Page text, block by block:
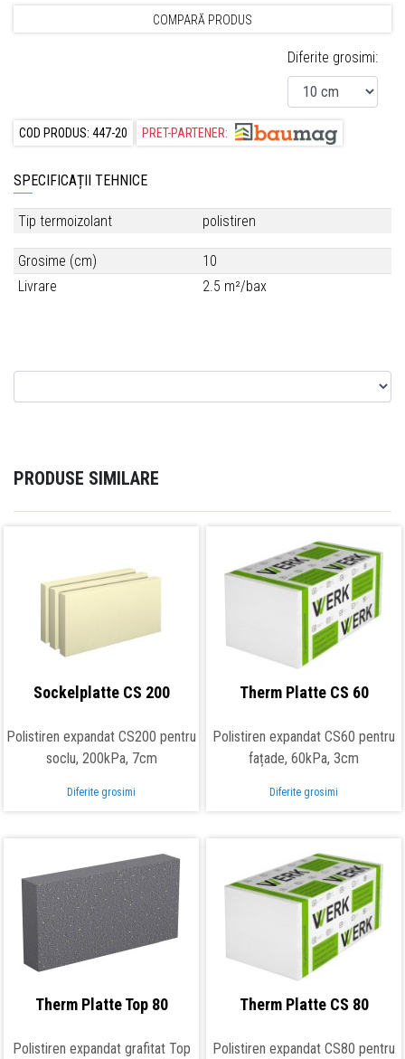
COMPARĂ PRODUS
Diferite grosimi:
COD PRODUS: 447-20 PRET-PARTENER:
SPECIFICAȚII TEHNICE
Tip termoizolant polistiren
Grosime (cm)
10
Livrare
2.5 m²/bax
PRODUSE SIMILARE
Sockelplatte CS 200
Polistiren expandat CS200 pentru
soclu, 200kPa, 7cm
Diferite grosimi
Therm Platte CS 60
Polistiren expandat CS60 pentru
fațade, 60kPa, 3cm
Diferite grosimi
Therm Platte Top 80
Polistiren expandat grafitat Top
Therm Platte CS 80
Polistiren expandat CS80 pentru